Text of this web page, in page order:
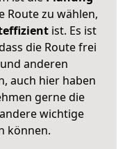
Route zu wählen,
ist. Es ist
die Route frei
anderen
auch hier haben
gerne die
wichtige
können.